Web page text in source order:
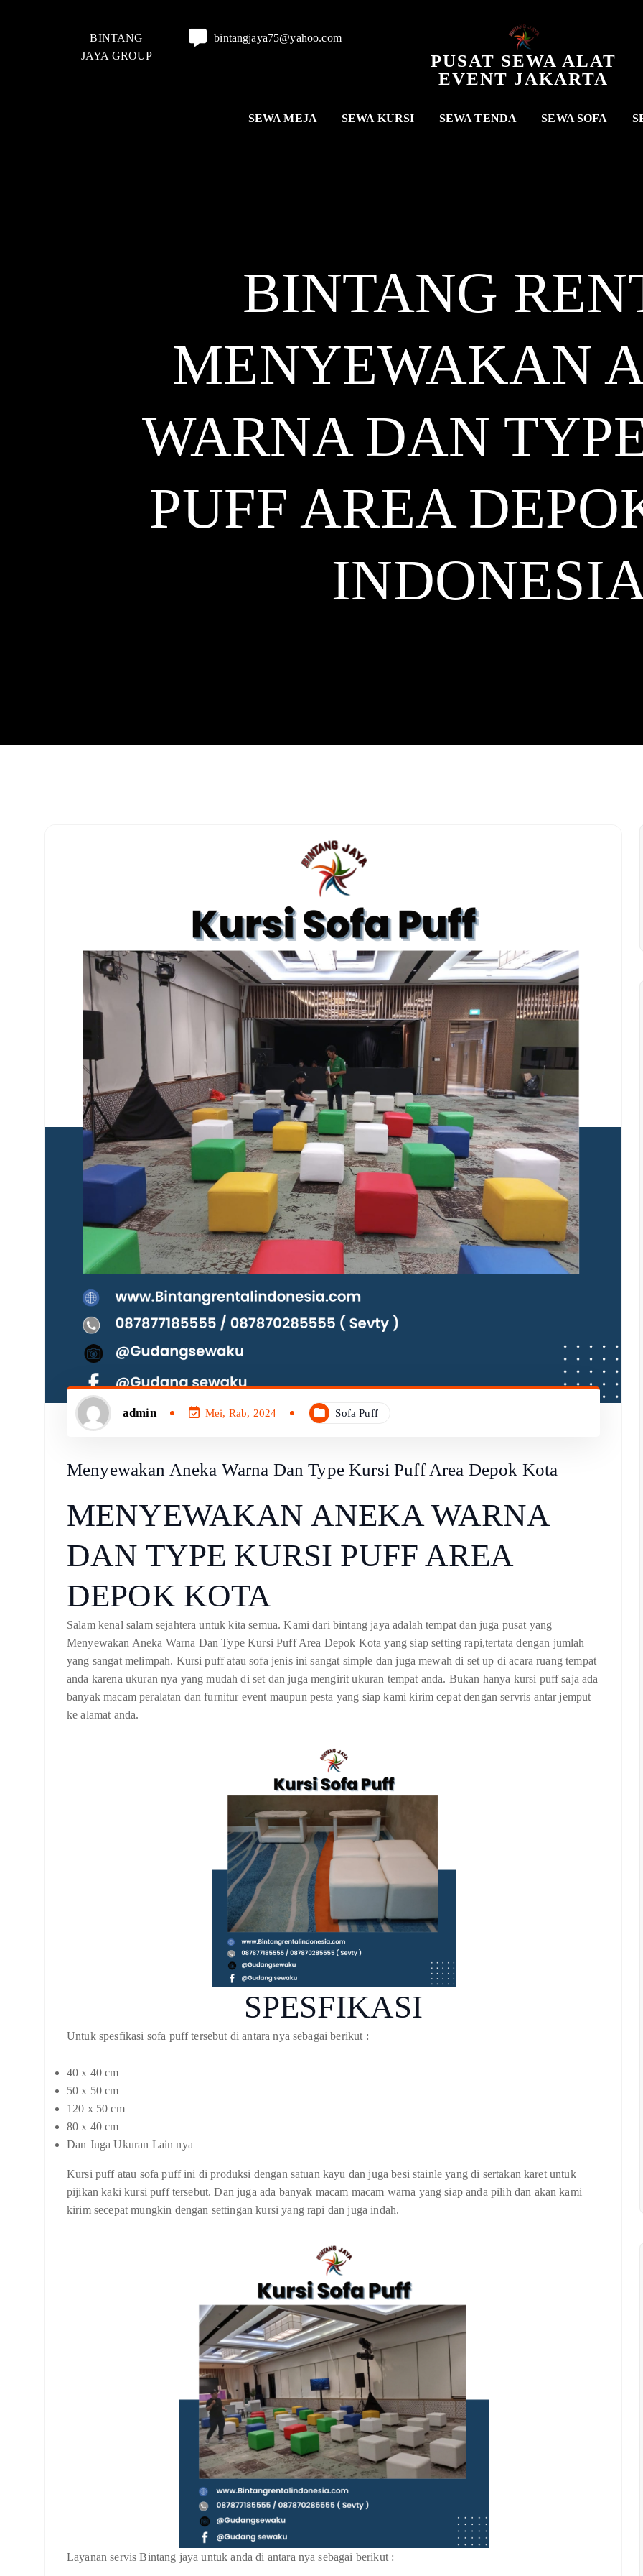
BINTANG
JAYA GROUP
bintangjaya75@yahoo.com
PUSAT SEWA ALAT
EVENT JAKARTA
SEWA MEJA SEWA KURSI SEWA TENDA SEWA SOFA
BINTANG
MENYEWAKAN
WARNA DAN
PUFF AREA
admin Mei, Rab, 2024 Sofa Puff
Menyewakan Aneka Warna Dan Type Kursi Puff Area Depok Kota
MENYEWAKAN ANEKA WARNA
DAN TYPE KURSI PUFF AREA
DEPOK KOTA
Salam kenal salam sejahtera untuk kita semua. Kami dari bintang jaya adalah tempat dan juga pusat yang
Menyewakan Aneka Warna Dan Type Kursi Puff Area Depok Kota yang siap setting rapi,tertata dengan jumlah
yang sangat melimpah. Kursi puff atau sofa jenis ini sangat simple dan juga mewah di set up di acara ruang tempat
anda karena ukuran nya yang mudah di set dan juga mengirit ukuran tempat anda. Bukan hanya kursi puff saja ada
banyak macam peralatan dan furnitur event maupun pesta yang siap kami kirim cepat dengan servris antar jemput
ke alamat anda.
SPESFIKASI
Untuk spesfikasi sofa puff tersebut di antara nya sebagai berikut :
40 x 40 cm
50 x 50 cm
120 x 50 cm
80 x 40 cm
Dan Juga Ukuran Lain nya
Kursi puff atau sofa puff ini di produksi dengan satuan kayu dan juga besi stainle yang di sertakan karet untuk
pijikan kaki kursi puff tersebut. Dan juga ada banyak macam macam warna yang siap anda pilih dan akan kami
kirim secepat mungkin dengan settingan kursi yang rapi dan juga indah.
Layanan servis Bintang jaya untuk anda di antara nya sebagai berikut :